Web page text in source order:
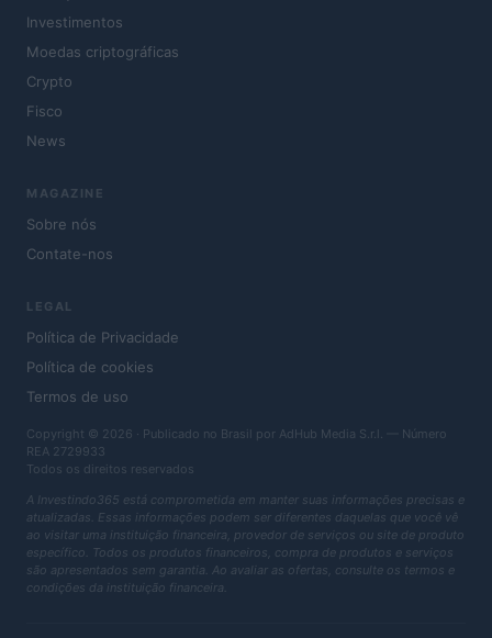
Investimentos
Moedas criptográficas
Crypto
Fisco
News
MAGAZINE
Sobre nós
Contate-nos
LEGAL
Política de Privacidade
Política de cookies
Termos de uso
Copyright © 2026 · Publicado no Brasil por AdHub Media S.r.l. — Número
REA 2729933
Todos os direitos reservados
A Investindo365 está comprometida em manter suas informações precisas e
atualizadas. Essas informações podem ser diferentes daquelas que você vê
ao visitar uma instituição financeira, provedor de serviços ou site de produto
específico. Todos os produtos financeiros, compra de produtos e serviços
são apresentados sem garantia. Ao avaliar as ofertas, consulte os termos e
condições da instituição financeira.